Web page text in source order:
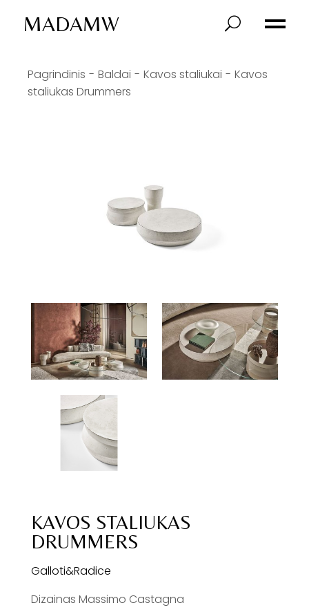
MADAMW
Pagrindinis Baldai Kavos staliukai
Kavos
staliukas Drummers
KAVOS STALIUKAS
DRUMMERS
Galloti&Radice
Dizainas Massimo Castagna